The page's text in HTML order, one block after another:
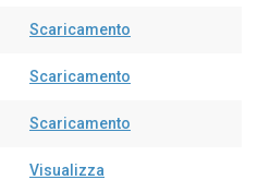
Scaricamento
Scaricamento
Scaricamento
Visualizza